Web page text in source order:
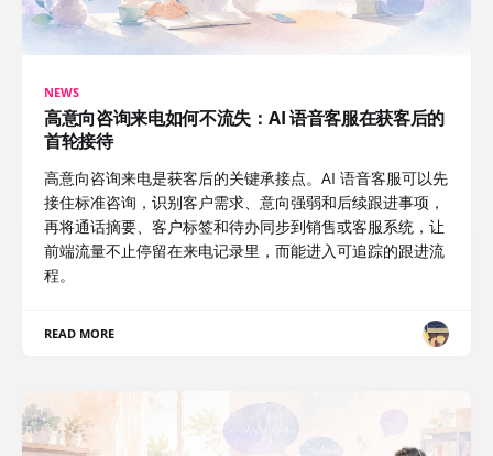
NEWS
高意向咨询来电如何不流失：AI 语音客服在获客后的
首轮接待
高意向咨询来电是获客后的关键承接点。AI 语音客服可以先
接住标准咨询，识别客户需求、意向强弱和后续跟进事项，
再将通话摘要、客户标签和待办同步到销售或客服系统，让
前端流量不止停留在来电记录里，而能进入可追踪的跟进流
程。
READ MORE